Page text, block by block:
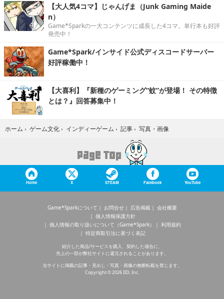
【大人気4コマ】じゃんげま（Junk Gaming Maide
n）
Game*Sparkの一大コンテンツに成長した4コマ。単行本も好評
発売中！
Game*Spark/インサイド公式ディスコードサーバー
好評稼働中！
【大喜利】『新種のゲーミング“蚊”が登場！ その特徴
とは？』回答募集中！
ホーム › ゲーム文化 › インディーゲーム › 記事 › 写真・画像
Home X STEAM Facebook YouTube
Game*Sparkについて お問合せ 広告掲載
会社概要
個人情報保護方針
個人情報の取り扱いについて（Game*Spark）
利用規約
特定商取引法に基づく表記
紹介した商品/サービスを購入、契約した場合に、
売上の一部が弊社サイトに還元されることがあります。
当サイトに掲載の記事・見出し・写真・画像の無断転載を禁じます。
Copyright © 2026 IID, Inc.